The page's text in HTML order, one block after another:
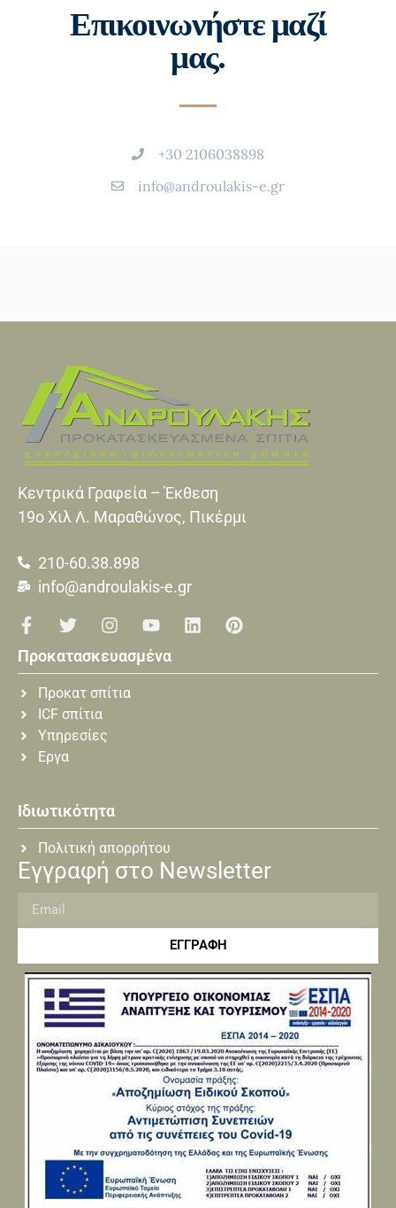
Επικοινωνήστε μαζί
μας.
+30 2106038898
info@androulakis-e.gr
Κεντρικά Γραφεία – Έκθεση
19o Xιλ Λ. Μαραθώνος, Πικέρμι
210-60.38.898
info@androulakis-e.gr
Προκατασκευασμένα
Προκατ σπίτια
ICF σπίτια
Υπηρεσίες
Εργα
Ιδιωτικότητα
Πολιτική απορρήτου
Εγγραφή στο Newsletter
ΕΓΓΡΑΦΗ